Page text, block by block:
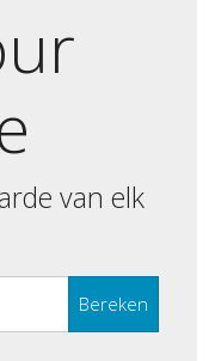
van elk
Bereken